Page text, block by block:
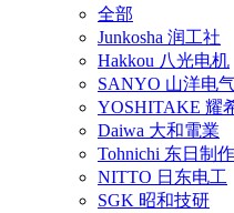
全部
Junkosha 润工社
Hakkou 八光电机
SANYO 山洋电
YOSHITAKE 耀
Daiwa 大和電業
Tohnichi 东日制
NITTO 日东电工
SGK 昭和技研